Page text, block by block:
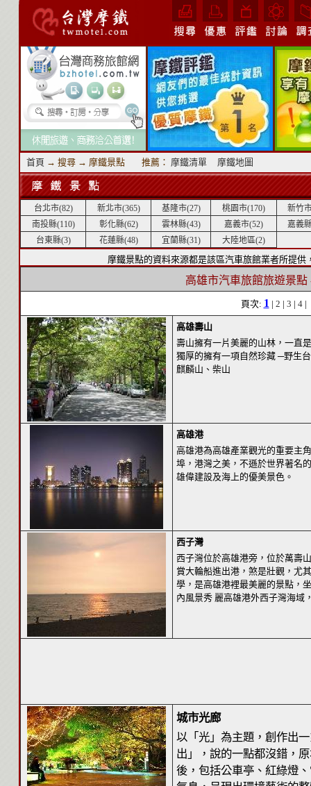
首頁 → 搜尋 → 摩鐵景點 推薦： 摩鐵清單 摩鐵地圖
台北市(82) 新北市(365) 基隆市(27) 桃園市(170)
新竹
南投縣(110)
彰化縣(62) 雲林縣(43) 嘉義市(52)
嘉義
台東縣(3)
花蓮縣(48) 宜蘭縣(31) 大陸地區(2)
摩鐵景點的資料來源都是該區汽車旅館業者所提
高雄市汽車旅館旅遊景點
頁次: 1| 2 | 3 | 4|
高雄壽山
壽山擁有一片美麗的山林，一直
獨厚的擁有一項自然珍藏 ─野生
麒麟山、柴山
高雄港
高雄港為高雄產業觀光的重要主
埠，港灣之美，不遜於世界著名
雄偉建設及海上的優美景色。
西子灣
西子灣位於高雄港旁，位於萬壽
賞大輪船進出港，煞是壯觀，尤
學，是高雄港裡最美麗的景點，
內風景秀 麗高雄港外西子灣海域
城市光廊
以「光」為主題，創作出
出」，說的一點都沒錯，
後，包括公車亭、紅綠燈